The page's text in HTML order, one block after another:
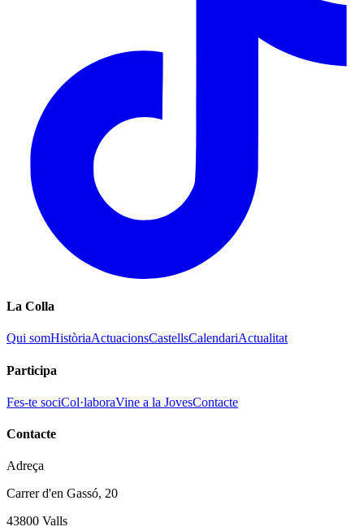
La Colla
Qui somHistòriaActuacionsCastellsCalendariActualitat
Participa
Fes-te sociCol·laboraVine a la JovesContacte
Contacte
Adreça
Carrer d'en Gassó, 20
43800 Valls